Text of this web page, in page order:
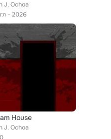
J. Ochoa
2026
House
J. Ochoa